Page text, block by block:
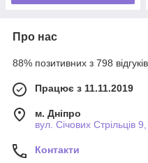
Про нас
88% позитивних з 798
Працює з 11.11.2019
м. Дніпро
вул. Січових Стрільців
Контакти